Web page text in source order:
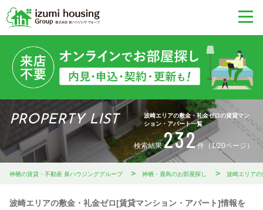
PROPERTY LIST
波崎エリアの敷金・礼金ゼロの賃貸マン
ション・アパート一覧
検索結果232件（1/20ページ）
神栖の賃貸・不動産 泉ハウジンググループ 神栖・鹿島のお部屋探し 波崎エリア
波崎エリアの敷金・礼金ゼロ[賃貸マンション・アパート]情報を